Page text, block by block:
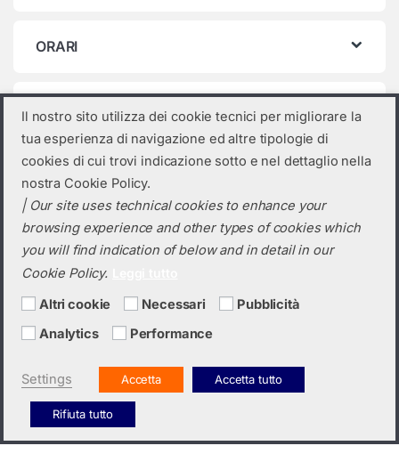
ORARI
Categorie prodotto
Seleziona una categoria
Hai bisogno di un preventivo?
+39 0423 6326
Il nostro sito utilizza dei cookie tecnici per migliorare la
tua esperienza di navigazione ed altre tipologie di
cookies di cui trovi indicazione sotto e nel dettaglio nella
nostra Cookie Policy.
| Our site uses technical cookies to enhance your
browsing experience and other types of cookies which
you will find indication of below and in detail in our
Cookie Policy.
Altri cookie Necessari
Pubblicità
Analytics
Performance
Settings Accetta Accetta tutto
Rifiuta tutto